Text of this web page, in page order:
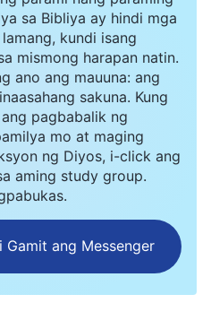
katumbas ng pagiging
pagbabago sa
at iniluwal dahil
mga ito sa tunay na
o sakatotohanan
ng Banal na
pagkakataon na ang
tao ay pinapatnubayan
ito ang pagpapahayag
kapareho ng
man kabuti ang
sa Bibliya ay hindi mga
kundi isang
mismong harapan natin.
ano ang mauuna: ang
sakuna. Kung
pagbabalik ng
mo at maging
ng Diyos, i-click ang
aming study group.
Gamit ang Messenger